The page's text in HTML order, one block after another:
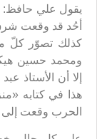
يقول علي حافظ:
أحُد قد وقعت
كذلك تصوّر كلّ
ومحمد حسين
إلا أن الأستاذ
هذا في كتابه
الحرب وقعت